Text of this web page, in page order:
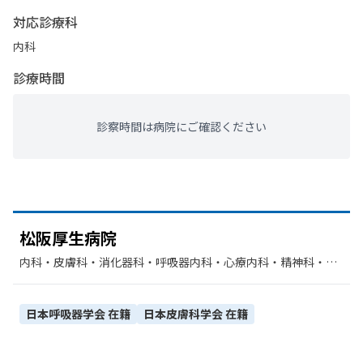
対応診療科
内科
診療時間
診察時間は病院にご確認ください
松阪厚生病院
内科・​皮膚科・​消化器科・​呼吸器内科・​心療内科・​精神科・神
日本呼吸器学会在籍 日本皮膚科学会在籍